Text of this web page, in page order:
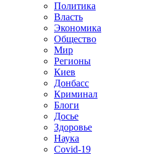
Политика
Власть
Экономика
Общество
Мир
Регионы
Киев
Донбасс
Криминал
Блоги
Досье
Здоровье
Наука
Covid-19